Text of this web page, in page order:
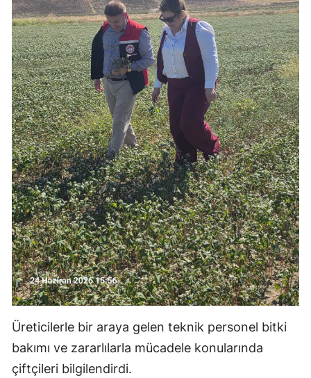
Mardin
Muğla
Muş
Nevşehir
Niğde
Ordu
Rize
Sakarya
Samsun
Siirt
Sinop
Sivas
Tekirdağ
Üreticilerle bir araya gelen teknik personel bitki
bakımı ve zararlılarla mücadele konularında
çiftçileri bilgilendirdi.